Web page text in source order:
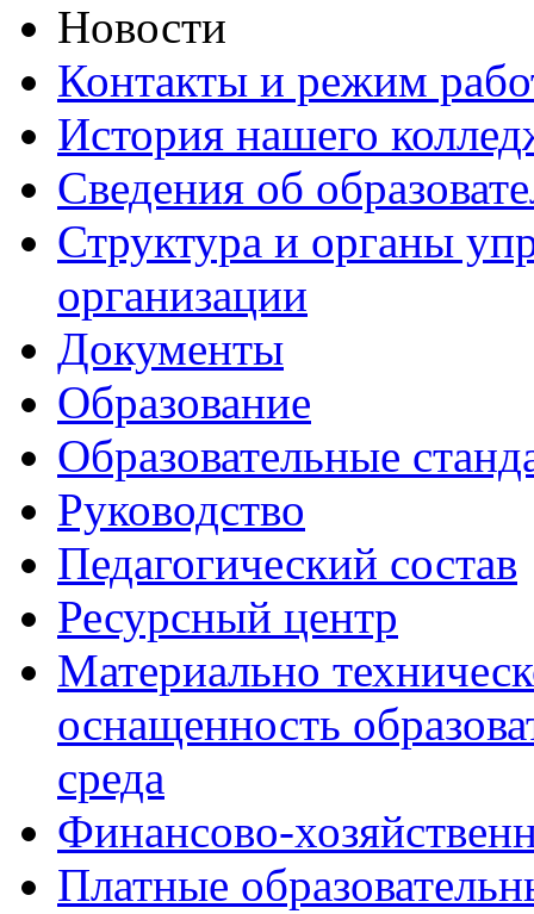
Новости
Контакты и режим
История нашего
Сведения об
Структура и органы
организации
Документы
Образование
Образовательные
Руководство
Педагогический состав
Ресурсный центр
Материально
оснащенность
среда
Финансово-
Платные